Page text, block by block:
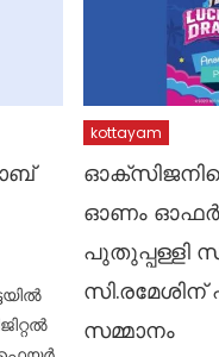
kottayam
ഓണം ഓഫര്‍;
പുതുപ്പള്ളി
സമ്മാനം